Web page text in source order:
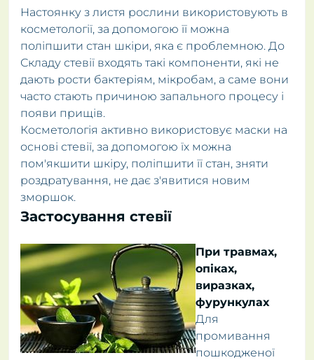
Настоянку з листя рослини використовують в
косметології, за допомогою її можна
поліпшити стан шкіри, яка є проблемною. До
Складу стевії входять такі компоненти, які не
дають рости бактеріям, мікробам, а саме вони
часто стають причиною запального процесу і
появи прищів.
Косметологія активно використовує маски на
основі стевії, за допомогою їх можна
пом'якшити шкіру, поліпшити її стан, зняти
роздратування, не дає з'явитися новим
зморшок.
Застосування стевії
При травмах,
опіках,
виразках,
фурункулах
Для
промивання
пошкодженої